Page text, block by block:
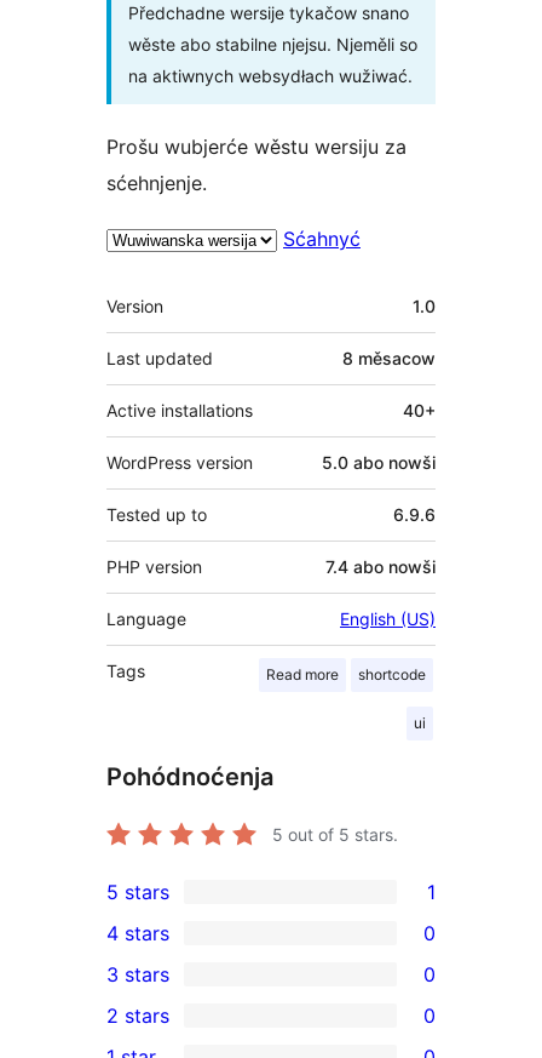
Předchadne wersije tykačow snano
wěste abo stabilne njejsu. Njeměli so
na aktiwnych websydłach wužiwać.
Prošu wubjerće wěstu wersiju za
sćehnjenje.
Sćahnyć
Meta
Version 1.0
Last updated 8 měsacow
Active installations 40+
WordPress version 5.0 abo nowši
Tested up to 6.9.6
PHP version 7.4 abo nowši
Language English (US)
Tags Read more shortcode
ui
Pohódnoćenja
5 out of 5 stars.
1
5-
star
review
5 stars 1
4-
star
4 stars 0
0
3-
3 stars 0
2 stars
0